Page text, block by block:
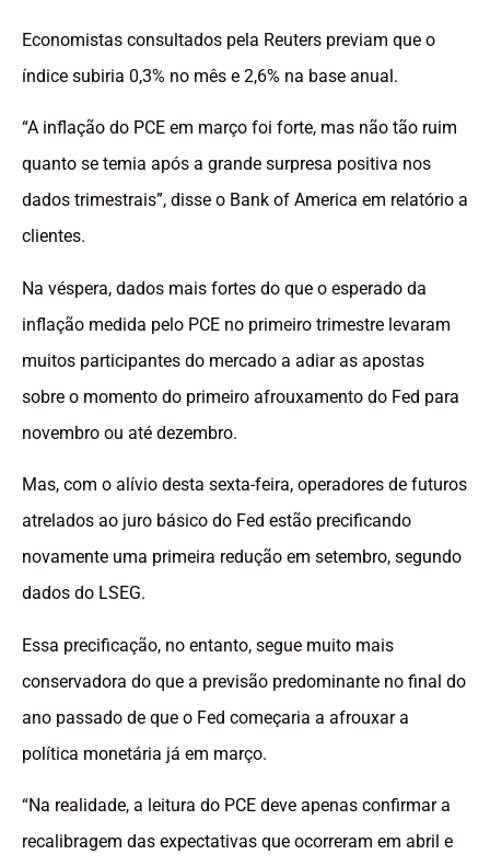
Economistas consultados pela Reuters previam que o
índice subiria 0,3% no mês e 2,6% na base anual.
“A inflação do PCE em março foi forte, mas não tão ruim
quanto se temia após a grande surpresa positiva nos
dados trimestrais”, disse o Bank of America em relatório a
clientes.
Na véspera, dados mais fortes do que o esperado da
inflação medida pelo PCE no primeiro trimestre levaram
muitos participantes do mercado a adiar as apostas
sobre o momento do primeiro afrouxamento do Fed para
novembro ou até dezembro.
Mas, com o alívio desta sexta-feira, operadores de futuros
atrelados ao juro básico do Fed estão precificando
novamente uma primeira redução em setembro, segundo
dados do LSEG.
Essa precificação, no entanto, segue muito mais
conservadora do que a previsão predominante no final do
ano passado de que o Fed começaria a afrouxar a
política monetária já em março.
“Na realidade, a leitura do PCE deve apenas confirmar a
recalibragem das expectativas que ocorreram em abril e